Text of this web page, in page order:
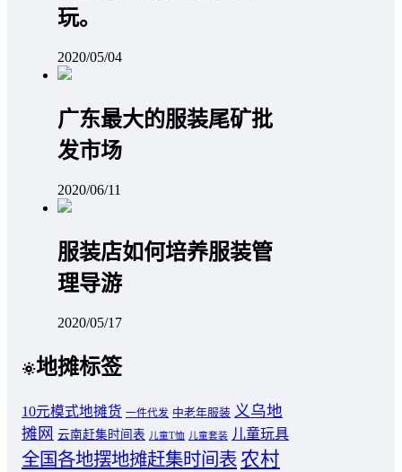
玩。
2020/05/04
广东最大的服装尾矿批
发市场
2020/06/11
服装店如何培养服装管
理导游
2020/05/17
地摊标签
10元模式地摊货 一件代发 中老年服装 义乌地
摊网 云南赶集时间表 儿童T恤 儿童套装 儿童玩具
全国各地摆地摊赶集时间表 农村